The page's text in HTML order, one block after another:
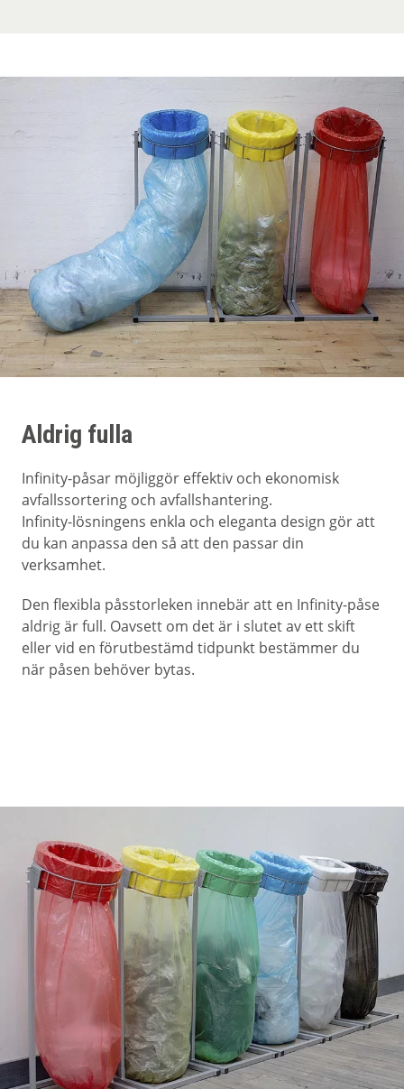
Aldrig fulla
Infinity-påsar möjliggör effektiv och ekonomisk
avfallssortering och avfallshantering.
Infinity-lösningens enkla och eleganta design gör att
du kan anpassa den så att den passar din
verksamhet.
Den flexibla påsstorleken innebär att en Infinity-påse
aldrig är full. Oavsett om det är i slutet av ett skift
eller vid en förutbestämd tidpunkt bestämmer du
när påsen behöver bytas.